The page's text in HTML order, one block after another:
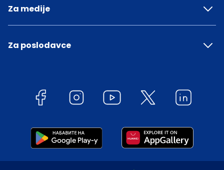
Za medije
Za poslodavce